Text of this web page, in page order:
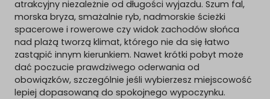
atrakcyjny niezależnie od długości wyjazdu. Szum fal,
morska bryza, smażalnie ryb, nadmorskie ścieżki
spacerowe i rowerowe czy widok zachodów słońca
nad plażą tworzą klimat, którego nie da się łatwo
zastąpić innym kierunkiem. Nawet krótki pobyt może
dać poczucie prawdziwego oderwania od
obowiązków, szczególnie jeśli wybierzesz miejscowość
lepiej dopasowaną do spokojnego wypoczynku.